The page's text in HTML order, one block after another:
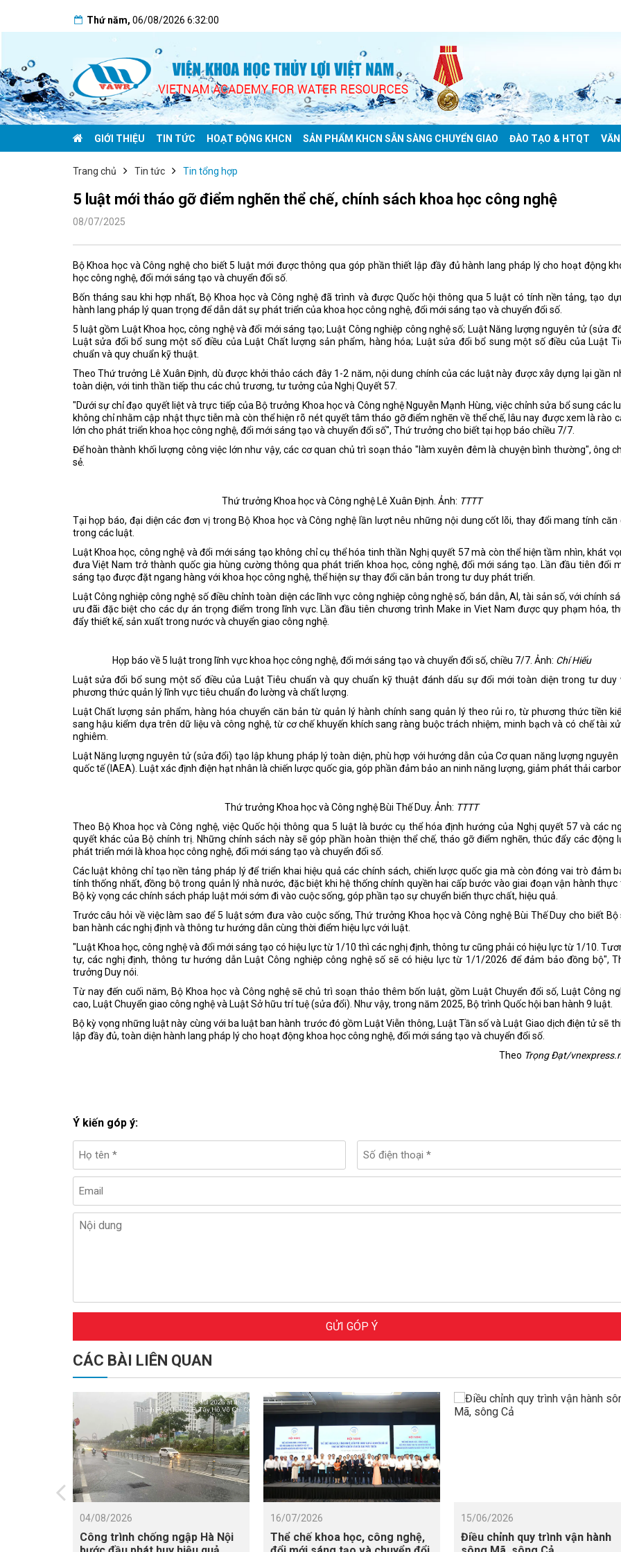
Thứ năm, 06/08/2026 6:32:01
GIỚI THIỆU TIN TỨC HOẠT ĐỘNG KHCN SẢN PHẨM KHCN SẴN SÀNG CHUYỂN GIAO ĐÀO TẠO & HTQT
Trang chủ Tin tức Tin tổng hợp
5 luật mới tháo gỡ điểm nghẽn thể chế, chính sách khoa học công nghệ
08/07/2025
Bộ Khoa học và Công nghệ cho biết 5 luật mới được thông qua góp phần thiết lập đầy đủ hành lang pháp lý cho hoạt động
học công nghệ, đổi mới sáng tạo và chuyển đổi số.
Bốn tháng sau khi hợp nhất, Bộ Khoa học và Công nghệ đã trình và được Quốc hội thông qua 5 luật có tính nền tảng, tạo
hành lang pháp lý quan trọng để dẫn dắt sự phát triển của khoa học công nghệ, đổi mới sáng tạo và chuyển đổi số.
5 luật gồm Luật Khoa học, công nghệ và đổi mới sáng tạo; Luật Công nghiệp công nghệ số; Luật Năng lượng nguyên tử (sửa
Luật sửa đổi bổ sung một số điều của Luật Chất lượng sản phẩm, hàng hóa; Luật sửa đổi bổ sung một số điều của Luật
chuẩn và quy chuẩn kỹ thuật.
Theo Thứ trưởng Lê Xuân Định, dù được khởi thảo cách đây 1-2 năm, nội dung chính của các luật này được xây dựng lại gần
toàn diện, với tinh thần tiếp thu các chủ trương, tư tưởng của Nghị Quyết 57.
"Dưới sự chỉ đạo quyết liệt và trực tiếp của Bộ trưởng Khoa học và Công nghệ Nguyễn Mạnh Hùng, việc chỉnh sửa bổ sung các
không chỉ nhằm cập nhật thực tiễn mà còn thể hiện rõ nét quyết tâm tháo gỡ điểm nghẽn về thể chế, lâu nay được xem là rào
lớn cho phát triển khoa học công nghệ, đổi mới sáng tạo và chuyển đổi số", Thứ trưởng cho biết tại họp báo chiều 7/7.
Để hoàn thành khối lượng công việc lớn như vậy, các cơ quan chủ trì soạn thảo "làm xuyên đêm là chuyện bình thường", ông
sẻ.
Thứ trưởng Khoa học và Công nghệ Lê Xuân Định. Ảnh: TTTT
Tại họp báo, đại diện các đơn vị trong Bộ Khoa học và Công nghệ lần lượt nêu những nội dung cốt lõi, thay đổi mang tính căn
trong các luật.
Luật Khoa học, công nghệ và đổi mới sáng tạo không chỉ cụ thể hóa tinh thần Nghị quyết 57 mà còn thể hiện tầm nhìn, khát
đưa Việt Nam trở thành quốc gia hùng cường thông qua phát triển khoa học, công nghệ, đổi mới sáng tạo. Lần đầu tiên đổi
sáng tạo được đặt ngang hàng với khoa học công nghệ, thể hiện sự thay đổi căn bản trong tư duy phát triển.
Luật Công nghiệp công nghệ số điều chỉnh toàn diện các lĩnh vực công nghiệp công nghệ số, bán dẫn, AI, tài sản số, với chính
ưu đãi đặc biệt cho các dự án trọng điểm trong lĩnh vực. Lần đầu tiên chương trình Make in Viet Nam được quy phạm hóa,
đẩy thiết kế, sản xuất trong nước và chuyển giao công nghệ.
Họp báo về 5 luật trong lĩnh vực khoa học công nghệ, đổi mới sáng tạo và chuyển đổi số, chiều 7/7. Ảnh: Chí Hiếu
Luật sửa đổi bổ sung một số điều của Luật Tiêu chuẩn và quy chuẩn kỹ thuật đánh dấu sự đổi mới toàn diện trong tư duy
phương thức quản lý lĩnh vực tiêu chuẩn đo lường và chất lượng.
Luật Chất lượng sản phẩm, hàng hóa chuyển căn bản từ quản lý hành chính sang quản lý theo rủi ro, từ phương thức tiền
sang hậu kiểm dựa trên dữ liệu và công nghệ, từ cơ chế khuyến khích sang ràng buộc trách nhiệm, minh bạch và có chế tài
nghiêm.
Luật Năng lượng nguyên tử (sửa đổi) tạo lập khung pháp lý toàn diện, phù hợp với hướng dẫn của Cơ quan năng lượng
quốc tế (IAEA). Luật xác định điện hạt nhân là chiến lược quốc gia, góp phần đảm bảo an ninh năng lượng, giảm phát thải
Thứ trưởng Khoa học và Công nghệ Bùi Thế Duy. Ảnh: TTTT
Theo Bộ Khoa học và Công nghệ, việc Quốc hội thông qua 5 luật là bước cụ thể hóa định hướng của Nghị quyết 57 và các
quyết khác của Bộ chính trị. Những chính sách này sẽ góp phần hoàn thiện thể chế, tháo gỡ điểm nghẽn, thúc đẩy các động
phát triển mới là khoa học công nghệ, đổi mới sáng tạo và chuyển đổi số.
Các luật không chỉ tạo nền tảng pháp lý để triển khai hiệu quả các chính sách, chiến lược quốc gia mà còn đóng vai trò đảm
tính thống nhất, đồng bộ trong quản lý nhà nước, đặc biệt khi hệ thống chính quyền hai cấp bước vào giai đoạn vận hành thực
Bộ kỳ vọng các chính sách pháp luật mới sớm đi vào cuộc sống, góp phần tạo sự chuyển biến thực chất, hiệu quả.
Trước câu hỏi về việc làm sao để 5 luật sớm đưa vào cuộc sống, Thứ trưởng Khoa học và Công nghệ Bùi Thế Duy cho biết Bộ
ban hành các nghị định và thông tư hướng dẫn cùng thời điểm hiệu lực với luật.
"Luật Khoa học, công nghệ và đổi mới sáng tạo có hiệu lực từ 1/10 thì các nghị định, thông tư cũng phải có hiệu lực từ 1/10.
tự, các nghị định, thông tư hướng dẫn Luật Công nghiệp công nghệ số sẽ có hiệu lực từ 1/1/2026 để đảm bảo đồng bộ",
trưởng Duy nói.
Từ nay đến cuối năm, Bộ Khoa học và Công nghệ sẽ chủ trì soạn thảo thêm bốn luật, gồm Luật Chuyển đổi số, Luật Công
cao, Luật Chuyển giao công nghệ và Luật Sở hữu trí tuệ (sửa đổi). Như vậy, trong năm 2025, Bộ trình Quốc hội ban hành 9 luật.
Bộ kỳ vọng những luật này cùng với ba luật ban hành trước đó gồm Luật Viễn thông, Luật Tần số và Luật Giao dịch điện tử sẽ
lập đầy đủ, toàn diện hành lang pháp lý cho hoạt động khoa học công nghệ, đổi mới sáng tạo và chuyển đổi số.
Theo Trọng Đạt/
Ý kiến góp ý:
GỬI GÓP Ý
CÁC BÀI LIÊN QUAN
04/08/2026
Công trình chống ngập Hà Nội
16/07/2026
Thể chế khoa học, công nghệ,
15/06/2026
Điều chỉnh quy trình vận hành